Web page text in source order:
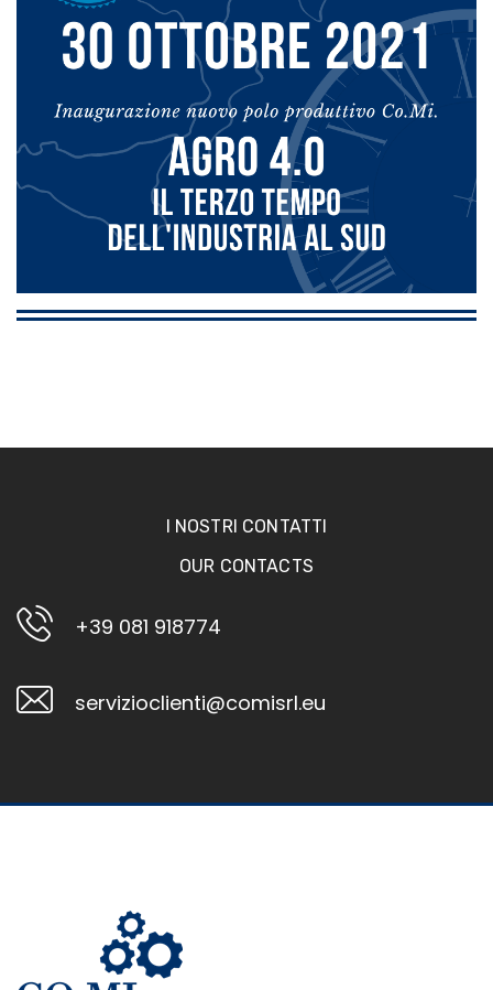
I NOSTRI CONTATTI
OUR CONTACTS
+39 081 918774
servizioclienti@comisrl.eu